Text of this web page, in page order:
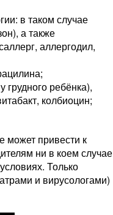
в таком случае
а также
аллергодил,
ребёнка),
колбиоцин;
может привести к
ни в коем случае
Только
и вирусологами)